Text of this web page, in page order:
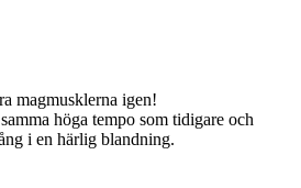
magmusklerna igen!
höga tempo som tidigare och
i en härlig blandning.